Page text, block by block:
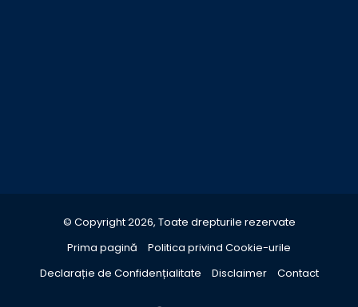
© Copyright 2026, Toate drepturile rezervate
Prima pagină
Politica privind Cookie-urile
Declarație de Confidențialitate
Disclaimer Contact